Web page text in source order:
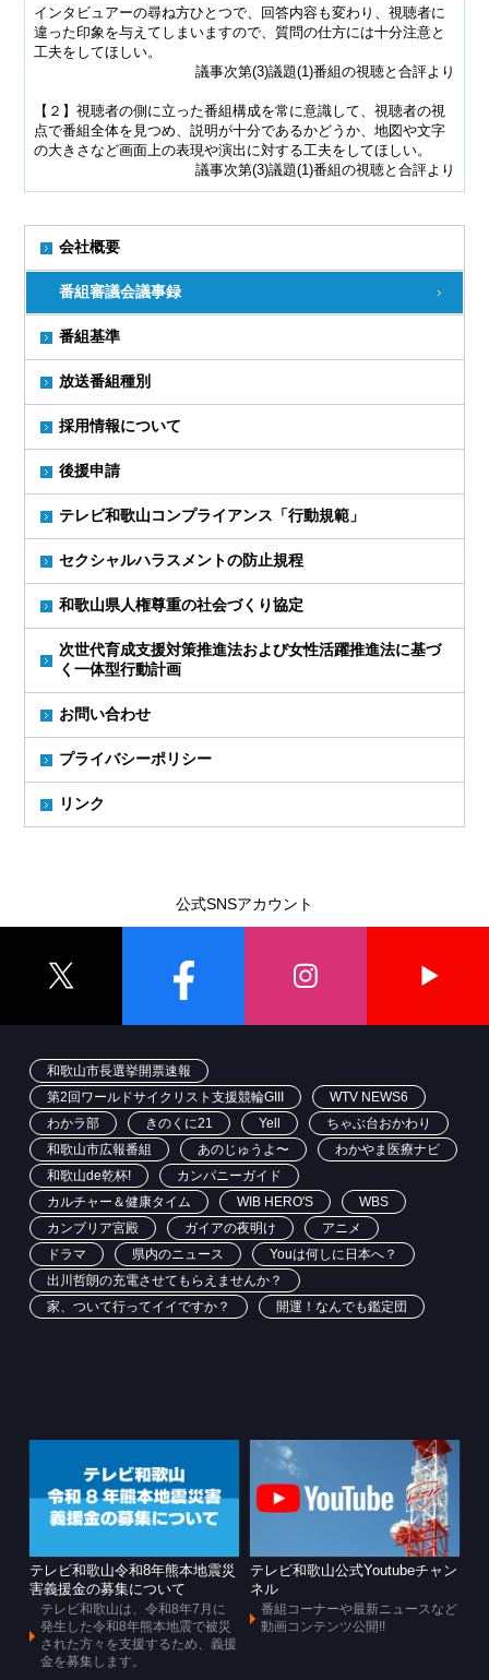
インタビュアーの尋ね方ひとつで、回答内容も変わり、視聴者に
違った印象を与えてしまいますので、質問の仕方には十分注意と
工夫をしてほしい。
議事次第(3)議題(1)番組の視聴と合評より
【２】視聴者の側に立った番組構成を常に意識して、視聴者の視
点で番組全体を見つめ、説明が十分であるかどうか、地図や文字
の大きさなど画面上の表現や演出に対する工夫をしてほしい。
議事次第(3)議題(1)番組の視聴と合評より
会社概要
番組審議会議事録
番組基準
放送番組種別
採用情報について
後援申請
テレビ和歌山コンプライアンス「行動規範」
セクシャルハラスメントの防止規程
和歌山県人権尊重の社会づくり協定
次世代育成支援対策推進法および女性活躍推進法に基づ
く一体型行動計画
お問い合わせ
プライバシーポリシー
リンク
公式SNSアカウント
和歌山市長選挙開票速報
第2回ワールドサイクリスト支援競輪GIII
WTV NEWS6
わかラ部
きのくに21 Yell
ちゃぶ台おかわり
和歌山市広報番組
あのじゅうよ〜
わかやま医療ナビ
和歌山de乾杯!
カンパニーガイド
カルチャー＆健康タイム
WIB HERO'S
WBS
カンブリア宮殿
ガイアの夜明け
アニメ
ドラマ
県内のニュース
Youは何しに日本へ？
出川哲朗の充電させてもらえませんか？
家、ついて行ってイイですか？
開運！なんでも鑑定団
テレビ和歌山令和8年熊本地震災
害義援金の募集について
テレビ和歌山は、令和8年7月に
発生した令和8年熊本地震で被災
された方々を支援するため、義援
金を募集します。
テレビ和歌山公式Youtubeチャン
ネル
番組コーナーや最新ニュースなど
動画コンテンツ公開!!